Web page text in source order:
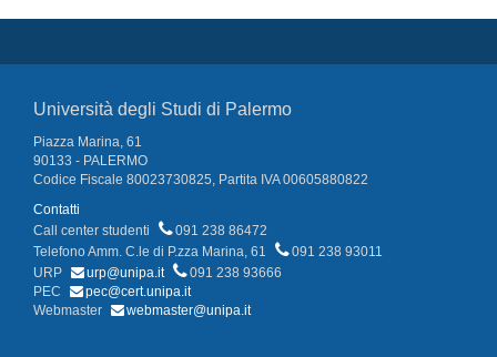
Università degli Studi di Palermo
Piazza Marina, 61
90133 - PALERMO
Codice Fiscale 80023730825, Partita IVA 00605880822
Contatti
Call center studenti
091 238 86472
Telefono Amm. C.le di P.zza Marina, 61
091 238 93011
URP
urp@unipa.it
091 238 93666
PEC
pec@cert.unipa.it
Webmaster
webmaster@unipa.it